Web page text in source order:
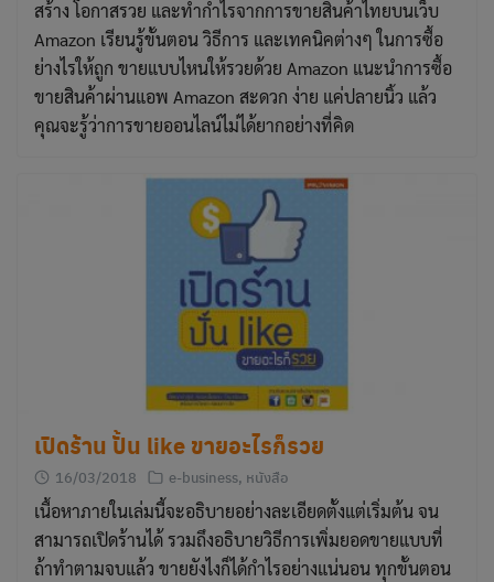
สร้าง โอกาสรวย และทำกำไรจากการขายสินค้าไทยบนเว็บ
Amazon เรียนรู้ขั้นตอน วิธีการ และเทคนิคต่างๆ ในการซื้อ
ย่างไรให้ถูก ขายแบบไหนให้รวยด้วย Amazon แนะนำการซื้อ
ขายสินค้าผ่านแอพ Amazon สะดวก ง่าย แค่ปลายนิ้ว แล้ว
คุณจะรู้ว่าการขายออนไลน์ไม่ได้ยากอย่างที่คิด
เปิดร้าน ปั้น like ขายอะไรก็รวย
16/03/2018 e-business, หนังสือ
เนื้อหาภายในเล่มนี้จะอธิบายอย่างละเอียดตั้งแต่เริ่มต้น จน
สามารถเปิดร้านได้ รวมถึงอธิบายวิธีการเพิ่มยอดขายแบบที่
ถ้าทําตามจบแล้ว ขายยังไงก็ได้กําไรอย่างแน่นอน ทุกขั้นตอน